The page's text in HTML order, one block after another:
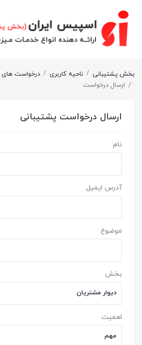
بخش پشتیبانی ناحیه کاربری
درخواست های
ارسال درخواست
ارسال درخواست پشتیبانی
نام
آدرس ایمیل
موضوع
بخش
اهمیت